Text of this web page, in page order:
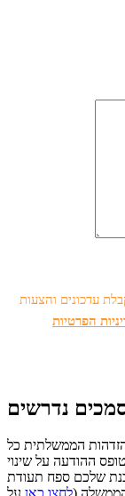
עדכונים והצעות
הפרטיות
נדרשים
הממשלתית כל
ההודעה על שינוי
שלכם ספח תעודת